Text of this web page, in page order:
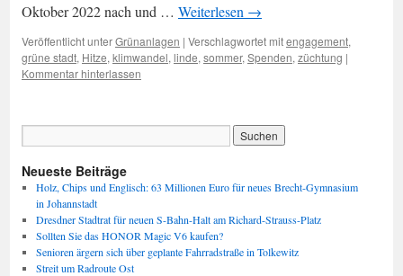
Oktober 2022 nach und … Weiterlesen →
Veröffentlicht unterGrünanlagen | Verschlagwortet mitengagement,
grüne stadt, Hitze, klimwandel, linde, sommer, Spenden, züchtung |
Kommentar hinterlassen
Neueste Beiträge
Holz, Chips und Englisch: 63 Millionen Euro für neues Brecht-Gymnasium
in Johannstadt
Dresdner Stadtrat für neuen S-Bahn-Halt am Richard-Strauss-Platz
Sollten Sie das HONOR Magic V6 kaufen?
Senioren ärgern sich über geplante Fahrradstraße in Tolkewitz
Streit um Radroute Ost